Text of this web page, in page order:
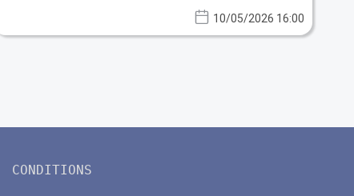
10/05/2026 16:00
CONDITIONS